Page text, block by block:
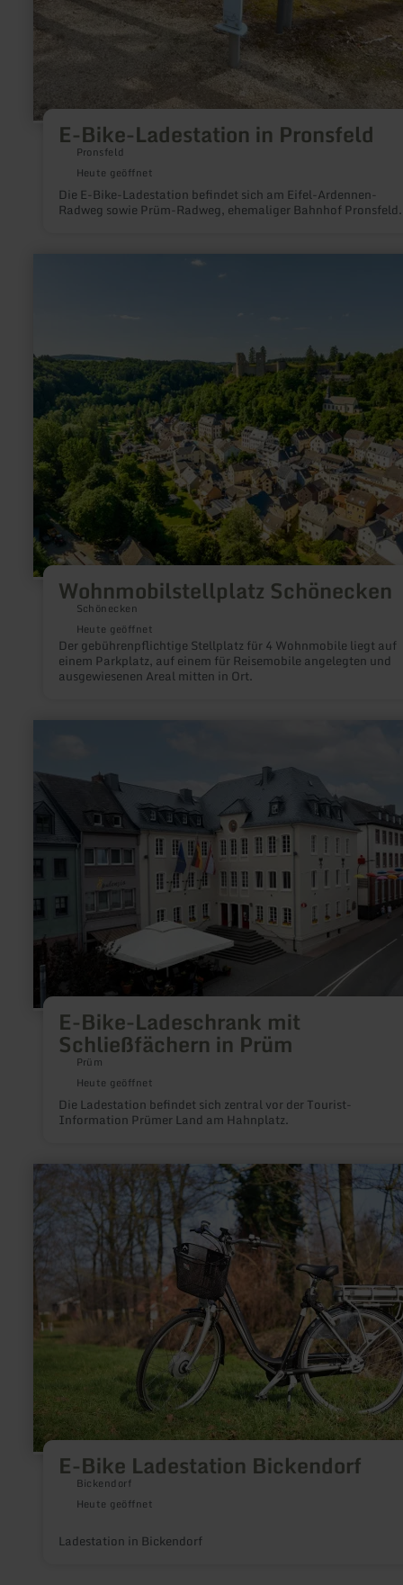
E-Bike-Ladestation in Pronsfeld
Pronsfeld
Heute geöffnet
Die E-Bike-Ladestation befindet sich am Eifel-Ardennen-
Radweg sowie Prüm-Radweg, ehemaliger Bahnhof Pronsfeld.
Wohnmobilstellplatz Schönecken
Schönecken
Heute geöffnet
Der gebührenpflichtige Stellplatz für 4 Wohnmobile liegt auf
einem Parkplatz, auf einem für Reisemobile angelegten und
ausgewiesenen Areal mitten in Ort.
E-Bike-Ladeschrank mit
Schließfächern in Prüm
Prüm
Heute geöffnet
Die Ladestation befindet sich zentral vor der Tourist-
Information Prümer Land am Hahnplatz.
Bike-
Ladeschrank
mit
Schließfächern
in
Prüm
E-Bike Ladestation Bickendorf
Bickendorf
Heute geöffnet
Ladestation in Bickendorf
mehr
erfahren
E-
Bike
Ladestation
Bickendorf